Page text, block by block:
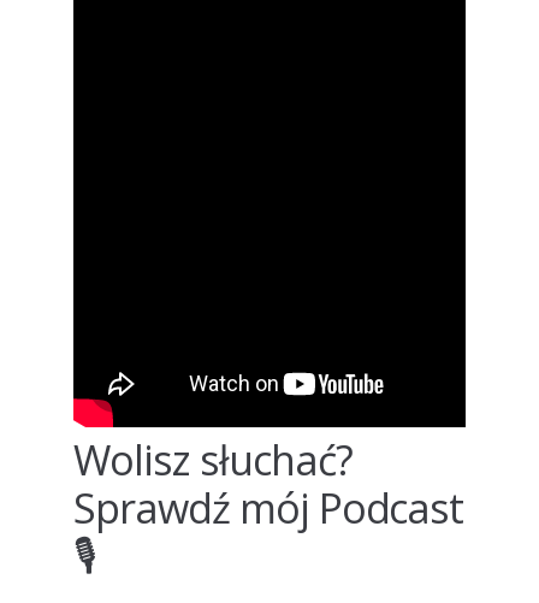
Wolisz słuchać?
Sprawdź mój Podcast
🎙️